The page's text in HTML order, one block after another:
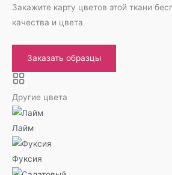
Закажите карту цветов этой ткани
качества и цвета
Заказать образцы
Другие цвета
Лайм
Фуксия